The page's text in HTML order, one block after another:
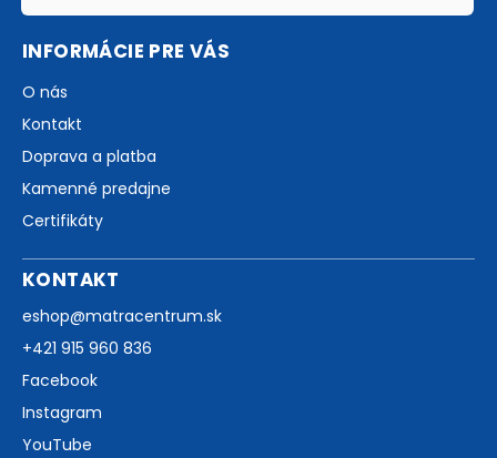
INFORMÁCIE PRE VÁS
O nás
Kontakt
Doprava a platba
Kamenné predajne
Certifikáty
KONTAKT
eshop@matracentrum.sk
+421 915 960 836
Facebook
Instagram
YouTube